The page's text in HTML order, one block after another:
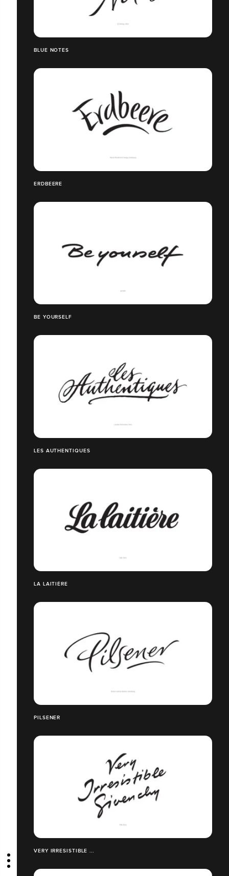
BLUE NOTES
ERDBEERE
BE YOURSELF
LES AUTHENTIQUES
LA LAITIÈRE
PILSENER
VERY IRRESISTIBLE ...